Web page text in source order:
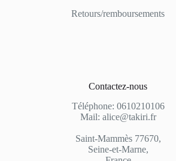
Retours/remboursements
Contactez-nous
Téléphone: 0610210106
Mail: alice@takiri.fr
Saint-Mammès 77670,
Seine-et-Marne,